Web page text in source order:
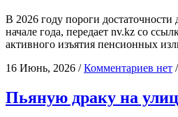
В 2026 году пороги
начале года, передает nv.kz со
активного изъятия пенсионных
16 Июнь, 2026 /Комментариев нет /
Пьяную драку на